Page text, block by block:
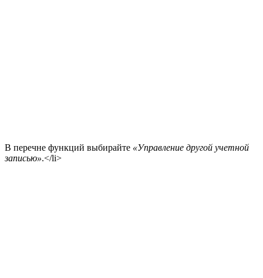
В перечне функций выбирайте «Управление другой учетной
записью».</li>